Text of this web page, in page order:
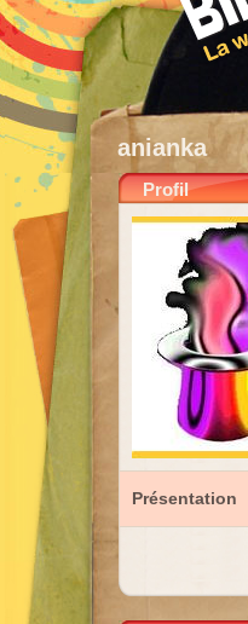
anianka
Profil
Présentation